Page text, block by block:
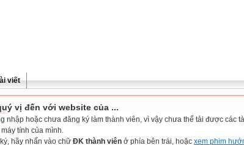
viết
vị đến với website của ...
nhập hoặc chưa đăng ký làm thành viên, vì vậy chưa thể tải được các
tính của mình.
hãy nhấn vào chữ ĐK thành viên ở phía bên trái, hoặc xem phim